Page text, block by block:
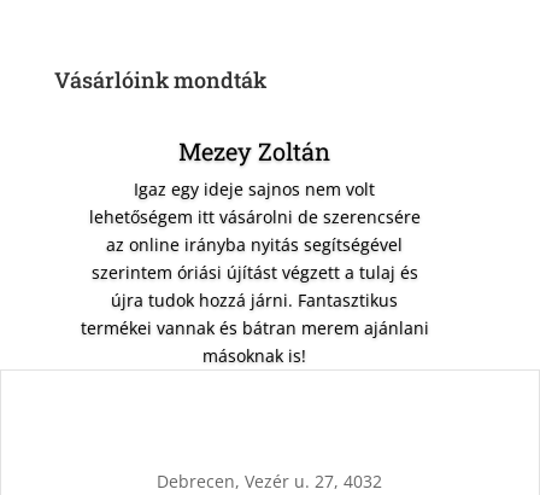
Vásárlóink mondták
Mezey Zoltán
Igaz egy ideje sajnos nem volt
lehetőségem itt vásárolni de szerencsére
az online irányba nyitás segítségével
szerintem óriási újítást végzett a tulaj és
újra tudok hozzá járni. Fantasztikus
termékei vannak és bátran merem ajánlani
másoknak is!
Debrecen, Vezér u. 27, 4032